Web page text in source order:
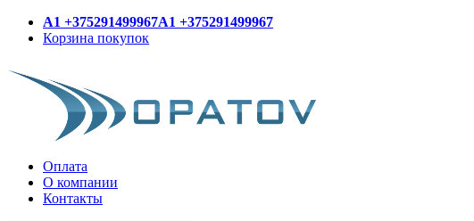
A1 +375291499967A1 +375291499967
Корзина покупок
Оплата
О компании
Контакты